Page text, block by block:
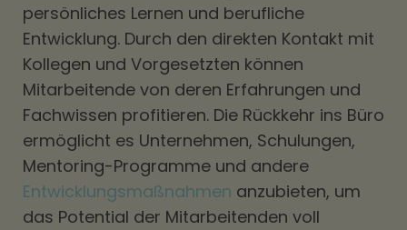
persönliches Lernen und berufliche
Entwicklung. Durch den direkten Kontakt mit
Kollegen und Vorgesetzten können
Mitarbeitende von deren Erfahrungen und
Fachwissen profitieren. Die Rückkehr ins Büro
ermöglicht es Unternehmen, Schulungen,
Mentoring-Programme und andere
Entwicklungsmaßnahmen anzubieten, um
das Potential der Mitarbeitenden voll